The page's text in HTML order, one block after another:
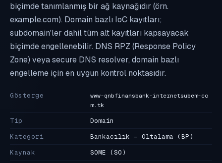
biçimde tanımlanmış bir ağ kaynağıdır (örn.
example.com). Domain bazlı IoC kayıtları;
subdomain'ler dahil tüm alt kayıtları kapsayacak
biçimde engellenebilir. DNS RPZ (Response Policy
Zone) veya secure DNS resolver, domain bazlı
engelleme için en uygun kontrol noktasıdır.
Gösterge
www-qnbfinansbank-internetsubem-co
m.tk
Tip
Domain
Kategori
Bankacılık - Oltalama (BP)
Kaynak
SOME (SO)